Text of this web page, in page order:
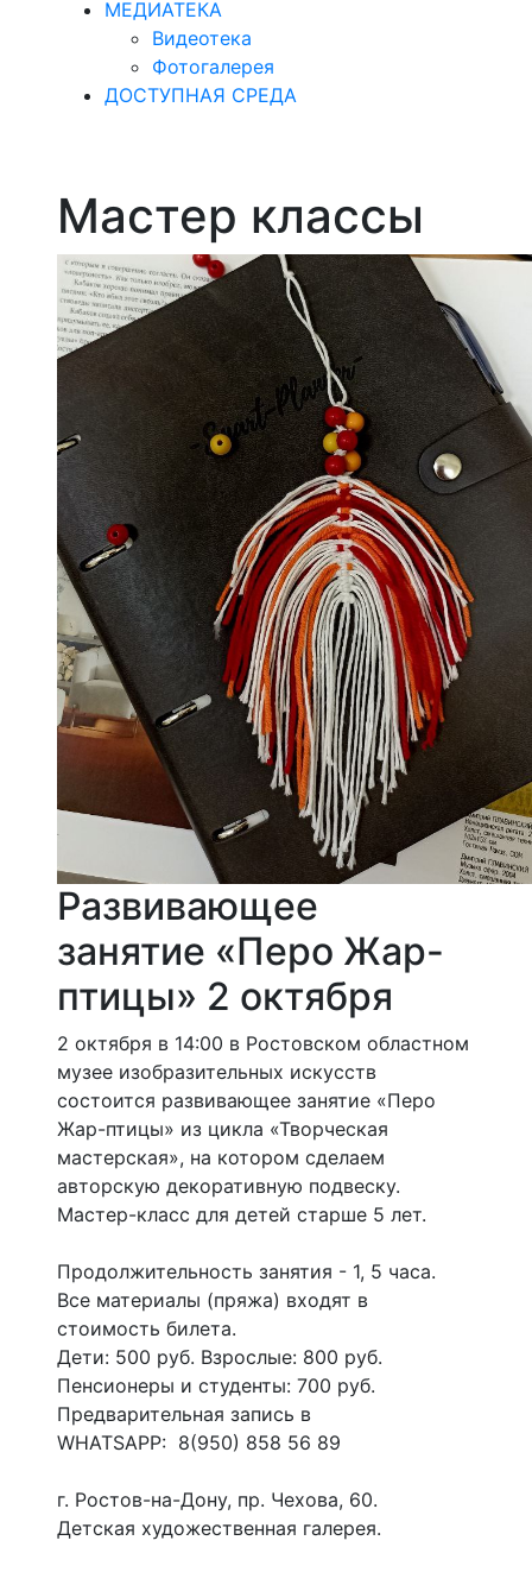
МЕДИАТЕКА
Видеотека
Фотогалерея
ДОСТУПНАЯ СРЕДА
Мастер классы
Развивающее
занятие «Перо Жар-
птицы» 2 октября
2 октября в 14:00 в Ростовском областном
музее изобразительных искусств
состоится развивающее занятие «Перо
Жар-птицы» из цикла «Творческая
мастерская», на котором сделаем
авторскую декоративную подвеску.
Мастер-класс для детей старше 5 лет.
Продолжительность занятия - 1, 5 часа.
Все материалы (пряжа) входят в
стоимость билета.
Дети: 500 руб. Взрослые: 800 руб.
Пенсионеры и студенты: 700 руб.
Предварительная запись в
WHATSAPP: 8(950) 858 56 89
г. Ростов-на-Дону, пр. Чехова, 60.
Детская художественная галерея.